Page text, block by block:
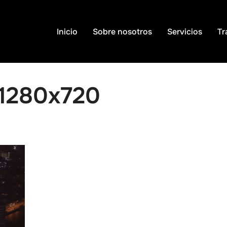
Inicio Sobre nosotros Servicios